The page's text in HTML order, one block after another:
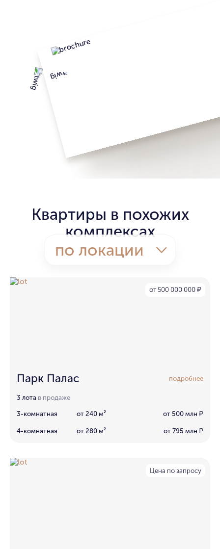
Квартиры в похожих
комплексах
по локации
от 500 000 000 ₽
Парк Палас подробнее
3 лота в продаже
3-комнатная от 240 м² от 500 млн ₽
4-комнатная от 280 м² от 795 млн ₽
Цена по запросу